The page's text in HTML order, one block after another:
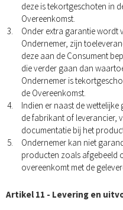
deze is tekortgeschoten in
Overeenkomst.
Onder extra garantie wordt
Ondernemer, zijn
deze aan de Consument
die verder gaan dan
Ondernemer is
de Overeenkomst.
Indien er naast de
de fabrikant of leverancier,
documentatie bij het
Ondernemer kan niet
producten zoals afgebeeld
overeenkomt met de
Artikel 11 - Levering en